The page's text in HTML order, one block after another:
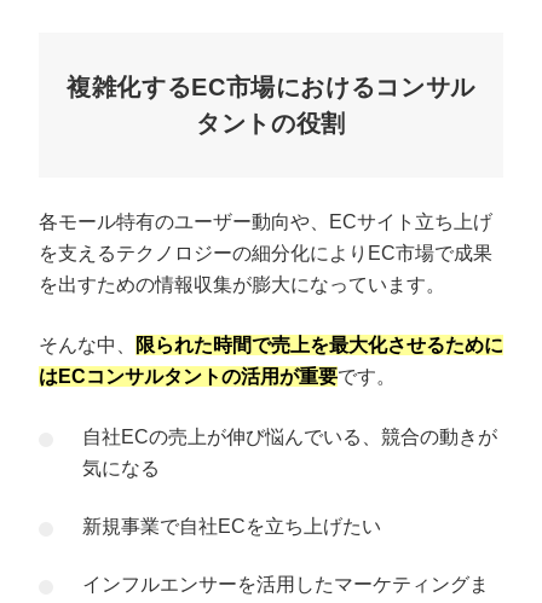
複雑化するEC市場におけるコンサル
タントの役割
各モール特有のユーザー動向や、ECサイト立ち上げ
を支えるテクノロジーの細分化によりEC市場で成果
を出すための情報収集が膨大になっています。
そんな中、
限られた時間で売上を最大化させるために
はECコンサルタントの活用が重要です。
自社ECの売上が伸び悩んでいる、競合の動きが
気になる
新規事業で自社ECを立ち上げたい
インフルエンサーを活用したマーケティングま